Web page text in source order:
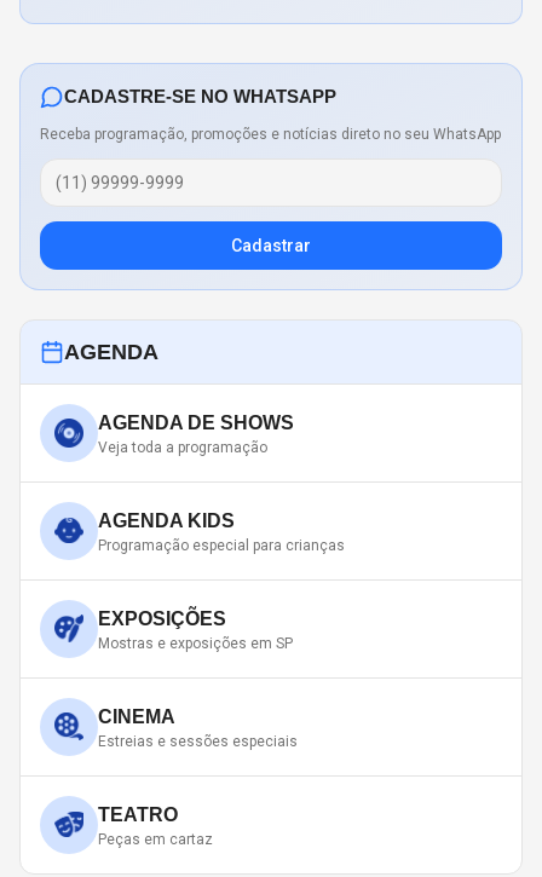
CADASTRE-SE NO WHATSAPP
Receba programação, promoções e notícias direto no seu WhatsApp
Cadastrar
AGENDA
AGENDA DE SHOWS
Veja toda a programação
AGENDA KIDS
Programação especial para crianças
EXPOSIÇÕES
Mostras e exposições em SP
CINEMA
Estreias e sessões especiais
TEATRO
Peças em cartaz